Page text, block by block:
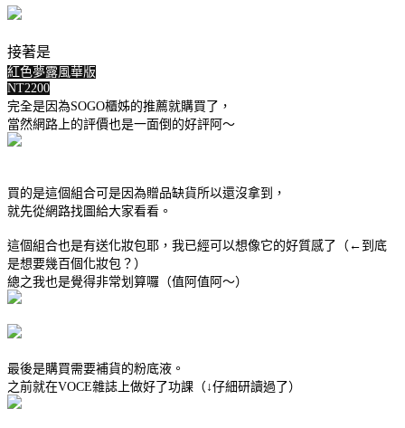
接著是
紅色夢露風華版
NT2200
完全是因為SOGO櫃姊的推薦就購買了，
當然網路上的評價也是一面倒的好評阿～
買的是這個組合可是因為贈品缺貨所以還沒拿到，
就先從網路找圖給大家看看。
這個組合也是有送化妝包耶，我已經可以想像它的好質感了（←到底
是想要幾百個化妝包？）
總之我也是覺得非常划算囉（值阿值阿～）
最後是購買需要補貨的粉底液。
之前就在VOCE雜誌上做好了功課（↓仔細研讀過了）